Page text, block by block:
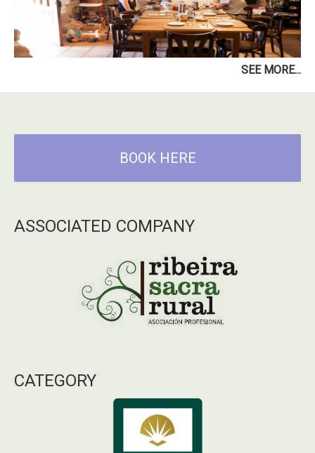
SEE MORE...
BOOK HERE
ASSOCIATED COMPANY
CATEGORY